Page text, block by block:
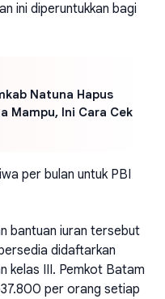
ini diperuntukkan bagi
Natuna Hapus
Mampu, Ini Cara Cek
per bulan untuk PBI
bantuan iuran tersebut
didaftarkan
kelas III. Pemkot Batam
per orang setiap